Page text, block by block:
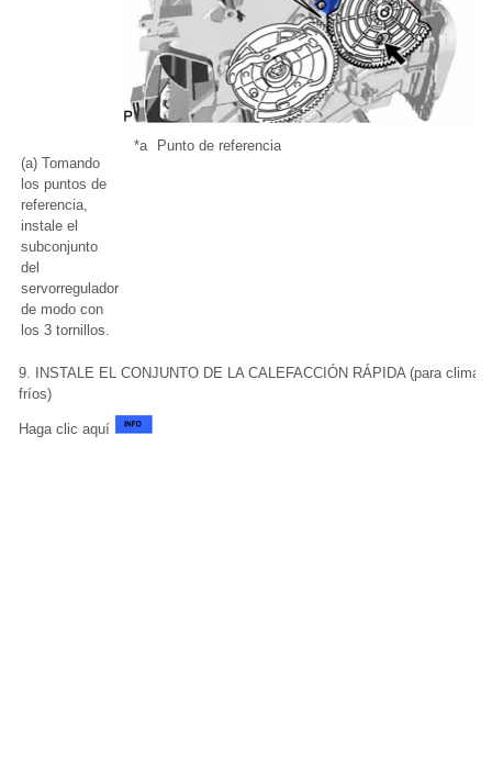
(a) Tomando
los puntos de
referencia,
instale el
subconjunto
del
servorregulador
de modo con
los 3 tornillos.
*a Punto de referencia
9. INSTALE EL CONJUNTO DE LA CALEFACCIÓN RÁPIDA (para climas
fríos)
Haga clic aquí